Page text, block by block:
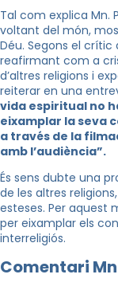
Tal com explica Mn.
voltant del món,
Déu. Segons el
reafirmant com a
d’altres religions i
reiterar en una
vida espiritual no
eixamplar la seva
a través de la
amb l’audiència”.
És sens dubte una
de les altres
esteses. Per aquest
per eixamplar els
interreligiós.
Comentari